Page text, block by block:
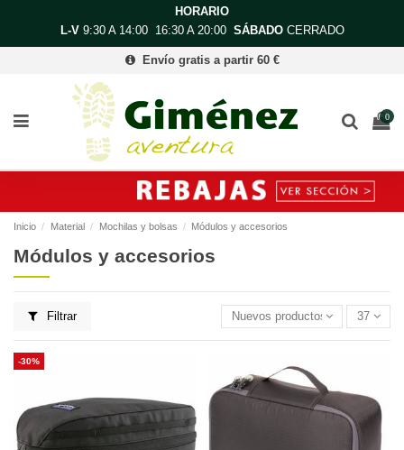
HORARIO
L-V9:30 A 14:00 16:30 A 20:00 SÁBADOCERRADO
Envío gratis a partir 60 €
0
Inicio Material Mochilas y bolsas Módulos y accesorios
Módulos y accesorios
Filtrar Nuevos productos primero
37
-30%